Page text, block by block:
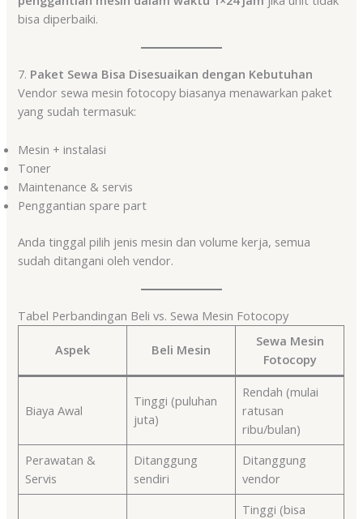
bisa diperbaiki.
7. Paket Sewa Bisa Disesuaikan dengan Kebutuhan
Vendor sewa mesin fotocopy biasanya menawarkan paket
yang sudah termasuk:
Mesin + instalasi
Toner
Maintenance & servis
Penggantian spare part
Anda tinggal pilih jenis mesin dan volume kerja, semua
sudah ditangani oleh vendor.
Tabel Perbandingan Beli vs. Sewa Mesin Fotocopy
Aspek Beli Mesin
Sewa Mesin
Fotocopy
Biaya Awal
Tinggi (puluhan
juta)
Rendah (mulai
ratusan
ribu/bulan)
Perawatan &
Servis
Ditanggung
sendiri
Ditanggung
vendor
Tinggi (bisa